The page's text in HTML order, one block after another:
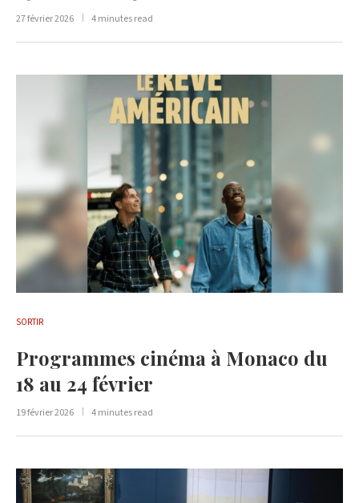
27 février 2026 4 minutes read
SORTIR
Programmes cinéma à Monaco du
18 au 24 février
19 février 2026 4 minutes read